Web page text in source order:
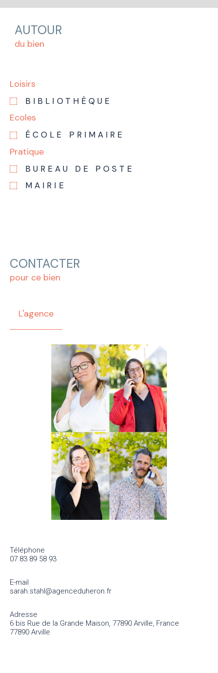
AUTOUR
du bien
Loisirs
BIBLIOTHÈQUE
Ecoles
ÉCOLE PRIMAIRE
Pratique
BUREAU DE POSTE
MAIRIE
CONTACTER
pour ce bien
L'agence
Téléphone
07 83 89 58 93
E-mail
sarah.stahl@agenceduheron.fr
Adresse
6 bis Rue de la Grande Maison, 77890 Arville, France
77890 Arville